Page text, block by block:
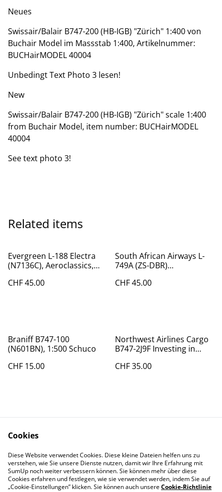
Neues
Swissair/Balair B747-200 (HB-IGB) "Zürich" 1:400 von
Buchair Model im Massstab 1:400, Artikelnummer:
BUCHairMODEL 40004
Unbedingt Text Photo 3 lesen!
New
Swissair/Balair B747-200 (HB-IGB) "Zürich" scale 1:400
from Buchair Model, item number: BUCHairMODEL
40004
See text photo 3!
Related items
Evergreen L-188 Electra
(N7136C), Aeroclassics,
CHF 45.00
South African Airways L-
749A (ZS-DBR)
CHF 45.00
Braniff B747-100
(N601BN), 1:500 Schuco
CHF 15.00
Northwest Airlines Cargo
B747-2J9F Investing in
CHF 35.00
Contact Us
Legal Terms
Privacy Policy
Cookie Policy
Cookies
Diese Website verwendet Cookies. Diese kleine Dateien helfen uns zu
verstehen, wie Sie unsere Dienste nutzen, damit wir Ihre Erfahrung mit
SumUp noch weiter verbessern können. Sie können mehr über diese
Cookies erfahren und festlegen, wie sie verwendet werden, indem Sie auf
„Cookie-Einstellungen” klicken. Sie können auch unsereCookie-Richtlinie